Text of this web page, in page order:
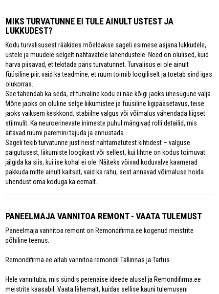
MIKS TURVATUNNE EI TULE AINULT USTEST JA
LUKKUDEST?
Kodu turvalisusest rääkides mõeldakse sageli esimese asjana lukkudele,
ustele ja muudele selgelt nähtavatele lahendustele. Need on olulised, kuid
harva piisavad, et tekitada päris turvatunnet. Turvalisus ei ole ainult
füüsiline piir, vaid ka teadmine, et ruum toimib loogiliselt ja toetab sind igas
olukorras.
See tähendab ka seda, et turvaline kodu ei näe kõigi jaoks ühesugune välja.
Mõne jaoks on oluline selge liikumistee ja füüsiline ligipääsetavus, teise
jaoks vaiksem keskkond, stabiilne valgus või võimalus vähendada liigset
stiimulit. Ka neuroerinevate inimeste puhul mängivad rolli detailid, mis
aitavad ruumi paremini tajuda ja ennustada.
Sageli tekib turvatunne just neist nähtamatutest kihtidest – valguse
paigutusest, liikumiste loogikast või sellest, kui lihtne on kodus toimuvat
jälgida ka siis, kui ise kohal ei ole. Näiteks võivad koduvalve kaamerad
pakkuda mitte ainult kaitset, vaid ka rahu, sest annavad võimaluse hoida
ühendust oma koduga ka eemalt.
PANEELMAJA VANNITOA REMONT - VAATA TULEMUST
Paneelmaja vannitoa remont on Remondifirma.ee kogenud meistrite
põhiline teenus.
Remondifirma.ee aitab vannitoa remondil Tallinnas ja Tartus.
Hele vannituba, mis sündis perenaise ideede alusel ja Remondifirma.ee
meistrite kaasabil. Vaata lähemalt, kuidas sellise kauni tulemuseni